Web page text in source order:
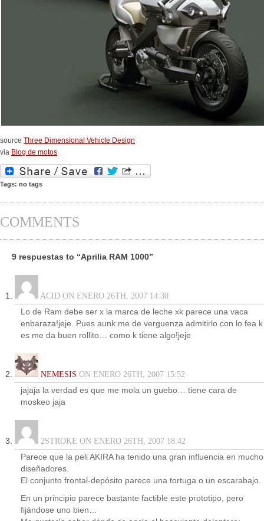
source Three Dimensional Vehicle Design
via Blog de motos
Tags: no tags
COMMENTS
9 respuestas to “Aprilia RAM 1000”
ACID ON ENERO 26TH, 2007 14:30
Lo de Ram debe ser x la marca de leche xk parece una vaca
enbaraza!jeje. Pues aunk me de verguenza admitirlo con lo fea k
es me da buen rollito… como k tiene algo!jeje
NEMESIS ON ENERO 26TH, 2007 15:52
jajaja la verdad es que me mola un guebo… tiene cara de
moskeo jaja
2STROKE ON ENERO 26TH, 2007 18:42
Parece que la peli AKIRA ha tenido una gran influencia en
diseñadores.
El conjunto frontal-depósito parece una tortuga o un escarabajo.
En un principio parece bastante factible este prototipo, pero
fijándose uno bien…